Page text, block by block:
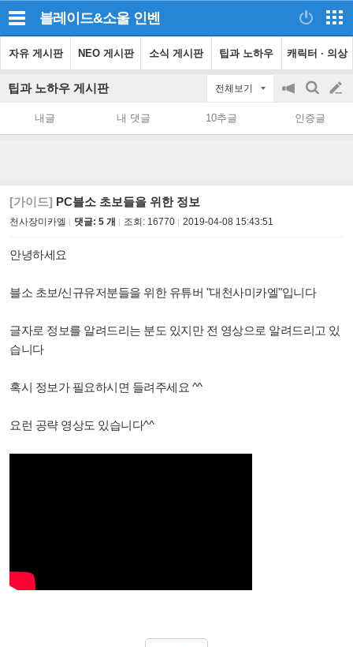
블레이드&소울 인벤
자유 게시판 NEO 게시판 소식 게시판 팁과 노하우 캐릭터 · 의상
팁과 노하우 게시판 전체보기
공
on/off
검
색
글
쓰
내글 내 댓글 10추글 인증글
[가이드] PC블소 초보들을 위한 정보
천사장미카엘 댓글: 5 개 조회: 16770 2019-04-08 15:43:51
안녕하세요
블소 초보/신규유저분들을 위한 유튜버 "대천사미카엘"입니다
글자로 정보를 알려드리는 분도 있지만 전 영상으로 알려드리고 있
습니다
혹시 정보가 필요하시면 들려주세요 ^^
요런 공략 영상도 있습니다^^